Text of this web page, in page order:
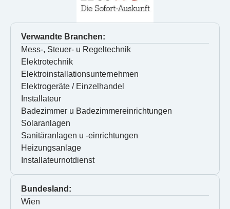
Verwandte Branchen:
Mess-, Steuer- u Regeltechnik
Elektrotechnik
Elektroinstallationsunternehmen
Elektrogeräte / Einzelhandel
Installateur
Badezimmer u Badezimmereinrichtungen
Solaranlagen
Sanitäranlagen u -einrichtungen
Heizungsanlage
Installateurnotdienst
Bundesland:
Wien